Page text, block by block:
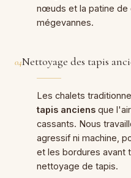
nœuds et la patine de
mégevannes.
04Nettoyage des tapis
Les chalets
tapis anciens que
cassants. Nous
agressif ni machine,
et les bordures avant
nettoyage de tapis.